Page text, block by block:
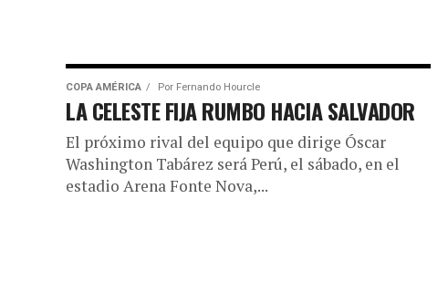
COPA AMÉRICA Por Fernando Hourcle
LA CELESTE FIJA RUMBO HACIA SALVADOR
El próximo rival del equipo que dirige Óscar
Washington Tabárez será Perú, el sábado, en el
estadio Arena Fonte Nova,...